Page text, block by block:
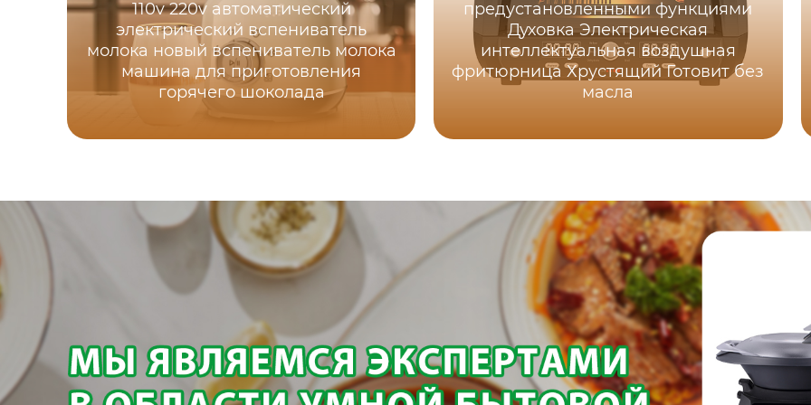
110v 220v автоматический
электрический вспениватель
молока новый вспениватель молока
машина для приготовления
горячего шоколада
предустановленными функциями
Духовка Электрическая
интеллектуальная воздушная
фритюрница Хрустящий Готовит без
масла